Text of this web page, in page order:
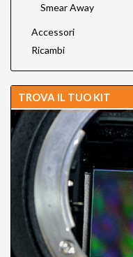
Smear Away
Accessori
Ricambi
TROVA IL TUO KIT